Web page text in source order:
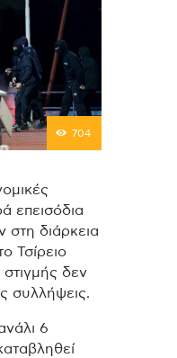
704
επεισόδια
στη διάρκεια
Τσίρειο
δεν
συλλήψεις.
6